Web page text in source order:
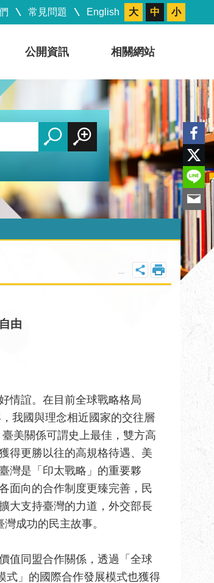
常見問題 English 大 中 小
公開資訊 相關網站
由
情誼。在目前全球戰略格局
我國與理念相近國家的交往層
美關係可謂史上最佳，雙方高
得更勝以往的高規格待遇、美
灣是「印太戰略」的重要夥
面向的合作制度更臻完善，民
大支持臺灣的力道，外交部長
成功的民主故事。
值同盟合作關係，透過「全球
式」的國際合作發展模式也獲得